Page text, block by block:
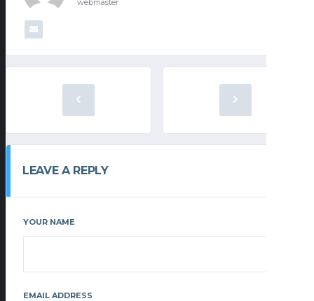
webmaster
LEAVE A REPLY
YOUR NAME
EMAIL ADDRESS